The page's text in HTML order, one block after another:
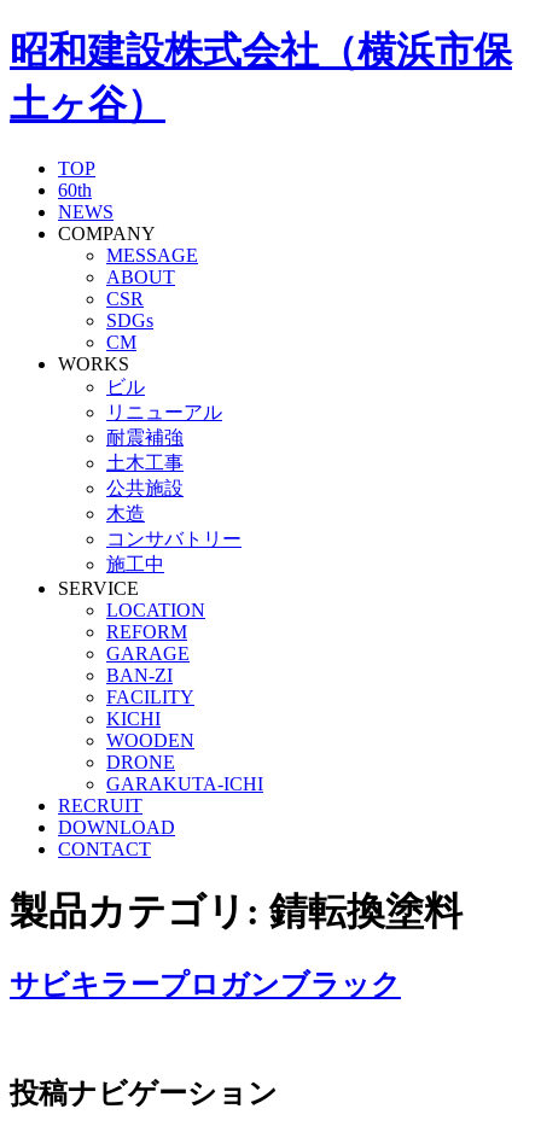
昭和建設株式会社（横浜市保
土ヶ谷）
TOP
60th
NEWS
COMPANY
MESSAGE
ABOUT
CSR
SDGs
CM
WORKS
ビル
リニューアル
耐震補強
土木工事
公共施設
木造
コンサバトリー
施工中
SERVICE
LOCATION
REFORM
GARAGE
BAN-ZI
FACILITY
KICHI
WOODEN
DRONE
GARAKUTA-ICHI
RECRUIT
DOWNLOAD
CONTACT
製品カテゴリ: 錆転換塗料
サビキラープロガンブラック
投稿ナビゲーション